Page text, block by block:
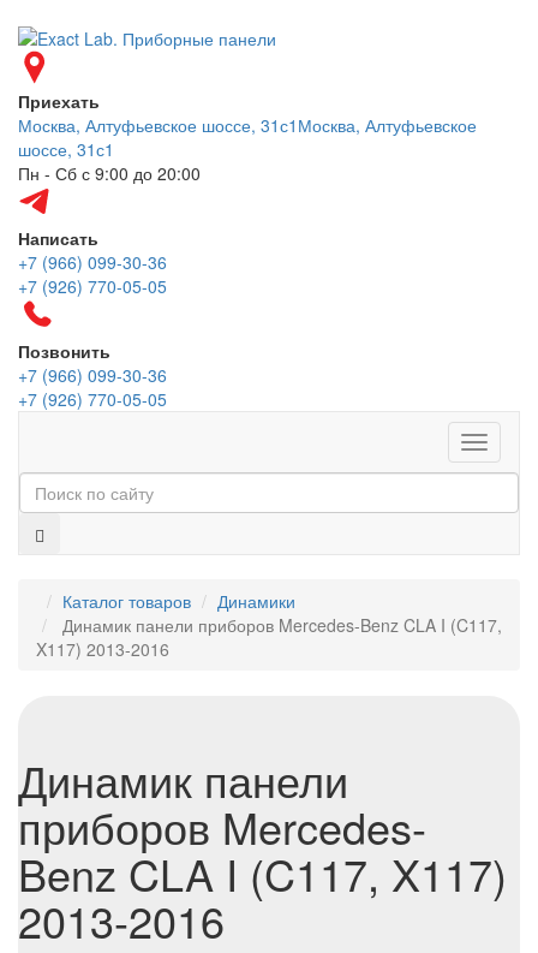
Приехать
Москва, Алтуфьевское шоссе, 31с1 Москва, Алтуфьевское
шоссе, 31с1
Пн - Сб с 9:00 до 20:00
Написать
+7 (966) 099-30-36
+7 (926) 770-05-05
Позвонить
+7 (966) 099-30-36
+7 (926) 770-05-05
Меню
Каталог товаров
Динамики
Динамик панели приборов Mercedes-Benz CLA I (C117,
X117) 2013-2016
Динамик панели
приборов Mercedes-
Benz CLA I (C117, X117)
2013-2016